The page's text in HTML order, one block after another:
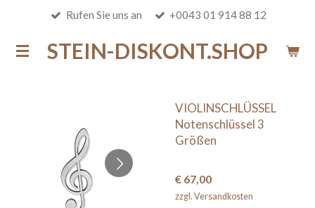
springenSTEIN-DISKONT.SHOP
Rufen Sie uns an +0043 01 914 88 12
VIOLINSCHLÜSSEL
Notenschlüssel 3
Größen
€ 67,00
zzgl. Versandkosten